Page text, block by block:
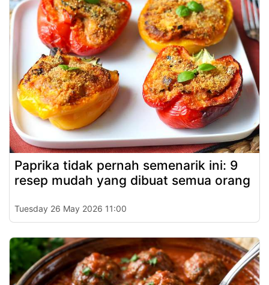
Paprika tidak pernah semenarik ini: 9
resep mudah yang dibuat semua orang
Tuesday 26 May 2026 11:00